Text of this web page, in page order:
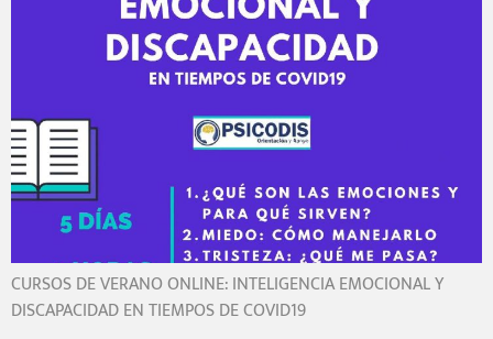
CURSOS DE VERANO ONLINE: INTELIGENCIA EMOCIONAL Y
DISCAPACIDAD EN TIEMPOS DE COVID19